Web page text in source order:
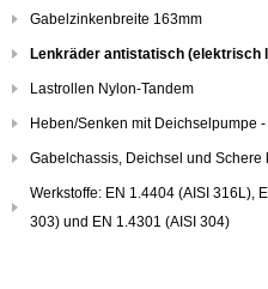
Gabelzinkenbreite 163mm
Lenkräder antistatisch (elektrisch
Lastrollen Nylon-Tandem
Heben/Senken mit Deichselpumpe
Gabelchassis, Deichsel und Schere
Werkstoffe: EN 1.4404 (AISI 316L),
303) und EN 1.4301 (AISI 304)